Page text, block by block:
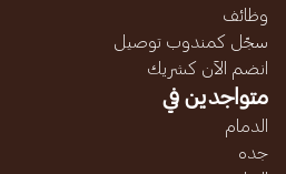
وظائف
سجّل كمندوب توصيل
انضم الآن كشريك
متواجدين في
الدمام
جده